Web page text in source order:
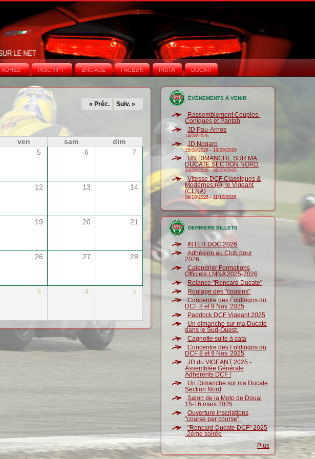
ADHÉS° INSCRIPT° ENGAGE FACEB'K INSTA‘ DUCATI
« Préc. Suiv. »
ven sam
dim
5 6 7
12 13 14
19 20 21
26 27 28
3 4 5
ÉVÉNEMENTS À VENIR
Rassemblement Couples-
Coniques et Pantah
JD Pau-Arnos
14/08/2026
JD Nogaro
15/08/2026 -16/08/2026
UN DIMANCHE SUR MA
DUCATE SECTION NORD
30/08/2026-06/09/2026
Vitesse DCF Classiques &
Modernes (4), le Vigeant
(CLNA)
09/10/2026-11/10/2026
DERNIERS BILLETS
INTER DOC 2026
Adhésion au Club pour
2026
Calendrier Formations
Officiels LMNA 2025-2026
Relance "Rencard Ducate"
Roulage des "cousins"
Concentre des Foldingos du
DCF 8 et 9 Nov. 2025
Paddock DCF Vigeant 2025
Un dimanche sur ma Ducate
dans le Sud-Ouest.
Cagnotte suite à cata
Concentre des Foldingos du
DCF 8 et 9 Nov. 2025
JD du VIGEANT 2025 -
Assemblée Générale
Adhérents DCF !
Un Dimanche sur ma Ducate
Section Nord
Salon de la Moto de Douai
15-16 mars 2025
Ouverture inscriptions
"course par course".
"Rencard Ducate DCF" 2025
-2ème soirée
Plus